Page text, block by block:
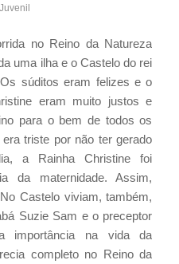
no Reino da Natureza
uma ilha e o Castelo do rei
súditos eram felizes e o
eram muito justos e
para o bem de todos os
triste por não ter gerado
a Rainha Christine foi
da maternidade. Assim,
Castelo viviam, também,
Suzie Sam e o preceptor
importância na vida da
completo no Reino da